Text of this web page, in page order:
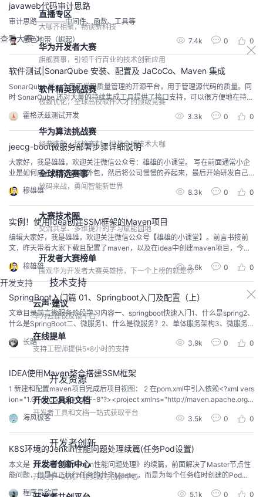
直播专区
大咖齐相聚，畅谈新科技
查看大赛
华为开发者大赛
旗舰赛事，引领千行百业的技术创新应用
软件精英挑战赛
极致优化，全球高校软件人才的顶级竞赛
华为算法挑战赛
经典难题，打榜赛制，挑战全球技术大咖
全球精选赛事
放码来战，勇闯智能新世界
大赛技术圈
交流共享、多维提升的学习赋能园地
开发者大赛榜单
围观华为开发者大赛英雄榜，下一个上榜的就是你
开发支持 技术支持
云声·建议
华为云建议反馈平台
在线提单
支持工程师提供5*8小时的支持
开发资源
开发工具和文档
开发者工具和文档一站式获取平台
开发者创新
开发者创新中心
开发者一站式产业实践与创新中心
javaweb代码审计思路
审计思路————中间件、函数、工具等
黑色地带（崛起） 7.4k 0 0
软件测试|SonarQube 安装、配置及 JaCoCo、Maven 集成
SonarQube 是一个用于代码质量管理的开源平台，用于管理源代码的质量。同
时 SonarQube 还对大量的持续集成工具提供了接口支持，可以很方便地在持续
集成中使用 SonarQube。此外， SonarQube 的插件还可以对 Java 以外的其
他编程语言提供支持，对国际化以及报告文档化也有良好的支持。官方网址：h
ttps://www.sonarqube.org/通过插件形式，可以支持...
霍格沃兹测试开发 3.3k 0 0
jeecg-boot微服务部署步骤详细说明
大家好，我是雄雄，欢迎关注微信公众号：雄雄的小课堂。 写在前面通常小企
业是如何成长起来的？接外包，然后将公司慢慢的养起来，最后开始研发自己
的产品，产品上线，上市！哈哈，可能有点理想化了，但是身边好多朋友都自
己出去创业了，今儿个张三开了个公司，明儿个李四也注册了个公司，但是了
解了下，大家刚开始都是靠外包起步，有资源的利用资源，没有资源的找资
源。那么问题来了，作为一个外包公司，最重要的干活的效率...
穆雄雄 8.3k 0 0
实例！使用Idea创建SSM框架的Maven项目
​编辑大家好，我是雄雄，欢迎关注微信公众号【雄雄的小课堂】。前言书接前
文，昨天带着大家下载且配置了maven，以及在idea中创建maven项目，今
天，我们就结合ssm框架，在idea中实现一个增删改查案例。昨天的文章：手把
手教你搭建Maven项目 01配置pom文件通常，我们需要使用ssm框架的时候，
需要加载一系列的jar包，在未使用maven的时候，我们则采用的是将所需jar包
穆雄雄 3.6k 0 0
SpringBoot入门篇 01、Springboot入门及配置（上）
文章目录前言微服务阶段学习内容一、springboot快速入门1、什么是spring2、
什么是SpringBoot二、微服务1、什么是微服务？2、单体服务架构3、微服务
架构三、第一个Springboot程序1、官网创建项目查看项目结构实际应用①创
建一个HelloController②打jar包来手动运行(√)2、手动创建项目添加web依赖
创建Controller与设置端口(√)自定义banner图
长路 3.9k 0 0
IDEA使用Maven整合搭建SSM框架
1 新建和配置maven项目完成后项目视图： 2 在pom.xml中引入依赖<?xml vers
ion="1.0" encoding="UTF-8"?><project xmlns="http://maven.apache.org/
海风极客
3.5k 0 0
K8S环境的Jenkin性能问题处理续篇(任务Pod设置)
本文是《K8S环境的Jenkin性能问题处理》的续篇，前面解决了Master节点性
能问题，但是真正执行任务的并非Master，而是为每个任务临时创建的Pod，
程序员欣宸
5.1k 0 0